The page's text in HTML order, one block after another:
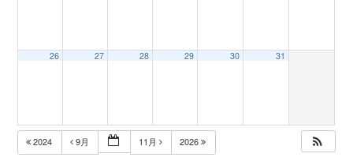
26 27 28 29 30 31
2024 9月 11月 2026